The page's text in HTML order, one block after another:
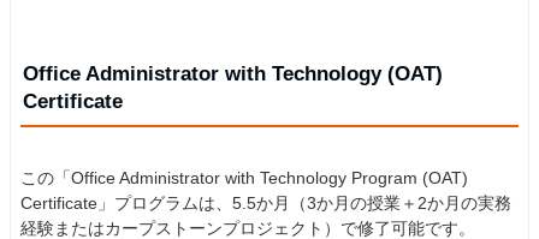
Office Administrator with Technology (OAT)
Certificate
この「Office Administrator with Technology Program (OAT)
Certificate」プログラムは、5.5か月（3か月の授業＋2か月の実務
経験またはカープストーンプロジェクト）で修了可能です。